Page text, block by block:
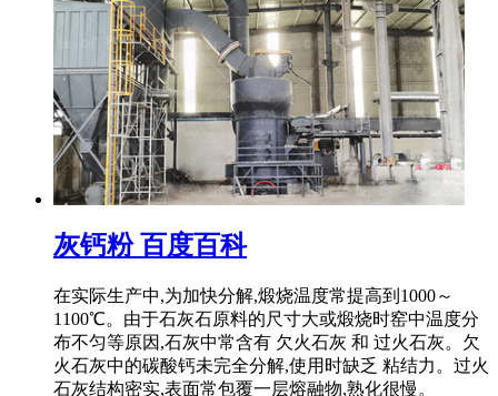
灰钙粉 百度百科
在实际生产中,为加快分解,煅烧温度常提高到1000～
1100℃。由于石灰石原料的尺寸大或煅烧时窑中温度分
布不匀等原因,石灰中常含有 欠火石灰 和 过火石灰。欠
火石灰中的碳酸钙未完全分解,使用时缺乏 粘结力。过火
石灰结构密实,表面常包覆一层熔融物,熟化很慢。